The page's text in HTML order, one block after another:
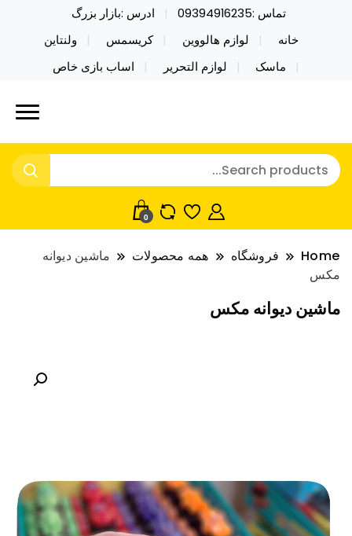
تماس :09394916235
ادرس :بازار بزرگ
خانه
لوازم هالووین کریسمس
ولنتاین
ماسک
لوازم التحریر اساب بازی خاص
نایکر توی فروش عمده لوازم هالووین
ولن تاین کادویی کریسمس اکسسوری
خرید محصولات خاص فیجت اسباب بازی تراول ماگ نایکر
توی فروش عمده لوازم هالووین ولن تاین کادویی
کریسمس اکسسوری ماسک در واردات مستقیم
0
Home فروشگاه همه محصولات
ماشین دیوانه
مکس
ماشین دیوانه مکس